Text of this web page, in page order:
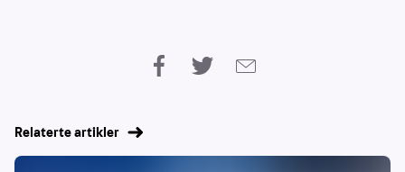
Relaterte artikler